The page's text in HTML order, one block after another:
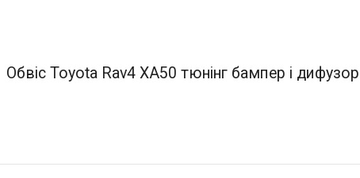
Обвіс Toyota Rav4 XA50 тюнінг бампер і дифузор